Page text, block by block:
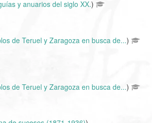
y anuarios del siglo XX.)
de Teruel y Zaragoza en busca de...)
de Teruel y Zaragoza en busca de...)